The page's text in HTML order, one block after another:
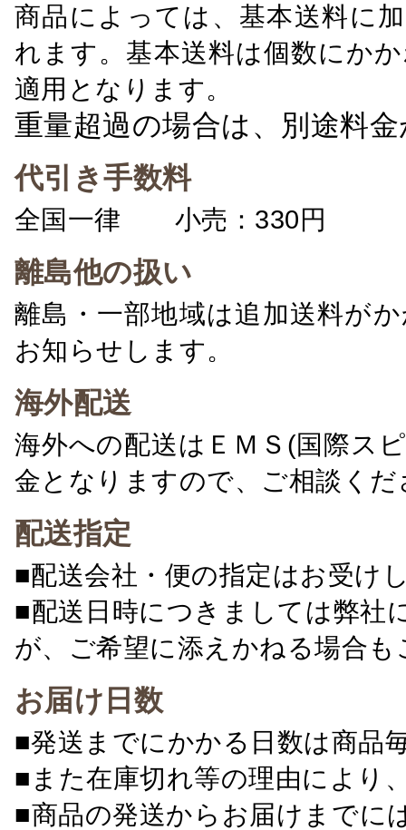
商品によっては、基本送料に
れます。基本送料は個数にか
適用となります。
重量超過の場合は、別途料
代引き手数料
全国一律 小売：330円 卸
離島他の扱い
離島・一部地域は追加送料が
お知らせします。
海外配送
海外への配送はＥＭＳ(国際ス
金となりますので、ご相談くだ
配送指定
■配送会社・便の指定はお受け
■配送日時につきましては弊社
が、ご希望に添えかねる場合
お届け日数
■発送までにかかる日数は商品
■また在庫切れ等の理由により
■商品の発送からお届けまでに